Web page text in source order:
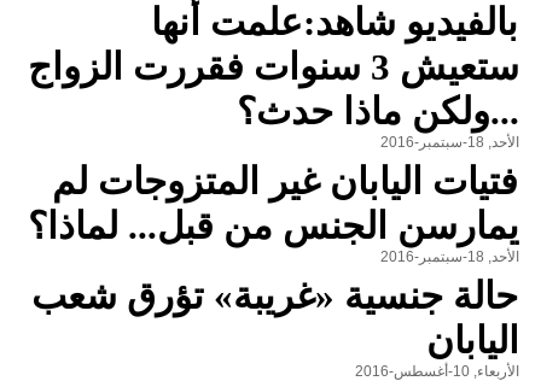
بالفيديو شاهد:علمت أنها
ستعيش 3 سنوات فقررت الزواج
...ولكن ماذا حدث؟
الأحد, 18-سبتمبر-2016
فتيات اليابان غير المتزوجات لم
يمارسن الجنس من قبل... لماذا؟
الأحد, 18-سبتمبر-2016
حالة جنسية «غريبة» تؤرق شعب
اليابان
الأربعاء, 10-أغسطس-2016